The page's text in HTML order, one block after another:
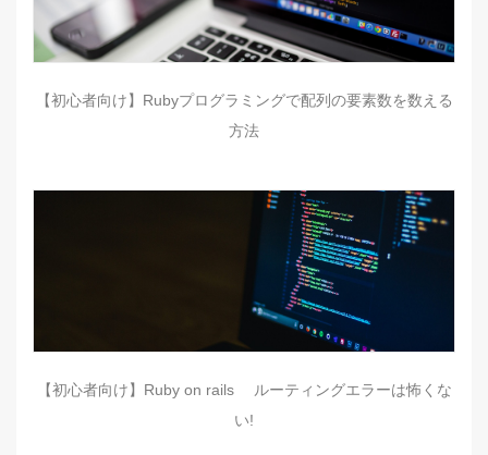
【初心者向け】Rubyプログラミングで配列の要素数を数える
方法
【初心者向け】Ruby on rails ルーティングエラーは怖くな
い!